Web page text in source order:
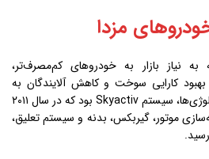
مزدا
با توجه به نیاز بازار به خودروهای کم‌مصرف‌تر،
کارایی سوخت و کاهش آلایندگان به
توسعه برساند. یکی از این تکنولوژی‌ها، سیستم Skyactiv بود که در سال ۲۰۱۱
موتور، گیربکس، بدنه و سیستم تعلیق،